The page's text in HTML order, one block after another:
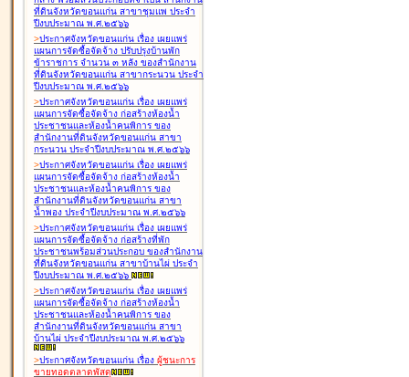
ที่ดินจังหวัดขอนแก่น สาขาชุมแพ ประจำ
ปีงบประมาณ พ.ศ.๒๕๖๖
>ประกาศจังหวัดขอนแก่น เรื่อง เผยแพร่
แผนการจัดซื้อจัดจ้าง ปรับปรุงบ้านพัก
ข้าราชการ จำนวน ๓ หลัง ของสำนักงาน
ที่ดินจังหวัดขอนแก่น สาขากระนวน ประจำ
ปีงบประมาณ พ.ศ.๒๕๖๖
>ประกาศจังหวัดขอนแก่น เรื่อง เผยแพร่
แผนการจัดซื้อจัดจ้าง ก่อสร้างห้องน้ำ
ประชาชนและห้องน้ำคนพิการ ของ
สำนักงานที่ดินจังหวัดขอนแก่น สาขา
กระนวน ประจำปีงบประมาณ พ.ศ.๒๕๖๖
>ประกาศจังหวัดขอนแก่น เรื่อง เผยแพร่
แผนการจัดซื้อจัดจ้าง ก่อสร้างห้องน้ำ
ประชาชนและห้องน้ำคนพิการ ของ
สำนักงานที่ดินจังหวัดขอนแก่น สาขา
น้ำพอง ประจำปีงบประมาณ พ.ศ.๒๕๖๖
>ประกาศจังหวัดขอนแก่น เรื่อง เผยแพร่
แผนการจัดซื้อจัดจ้าง ก่อสร้างที่พัก
ประชาชนพร้อมส่วนประกอบ ของสำนักงาน
ที่ดินจังหวัดขอนแก่น สาขาบ้านไผ่ ประจำ
ปีงบประมาณ พ.ศ.๒๕๖๖
>ประกาศจังหวัดขอนแก่น เรื่อง เผยแพร่
แผนการจัดซื้อจัดจ้าง ก่อสร้างห้องน้ำ
ประชาชนและห้องน้ำคนพิการ ของ
สำนักงานที่ดินจังหวัดขอนแก่น สาขา
บ้านไผ่ ประจำปีงบประมาณ พ.ศ.๒๕๖๖
>ประกาศจังหวัดขอนแก่น เรื่อง ผู้ชนะการ
ขายทอดตลาดพัสดุ